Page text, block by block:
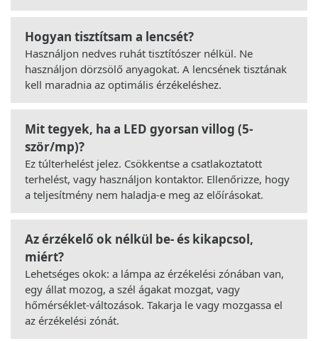
Hogyan tisztítsam a lencsét?
Használjon nedves ruhát tisztítószer nélkül. Ne
használjon dörzsölő anyagokat. A lencsének tisztának
kell maradnia az optimális érzékeléshez.
Mit tegyek, ha a LED gyorsan villog (5-
ször/mp)?
Ez túlterhelést jelez. Csökkentse a csatlakoztatott
terhelést, vagy használjon kontaktor. Ellenőrizze, hogy
a teljesítmény nem haladja-e meg az előírásokat.
Az érzékelő ok nélkül be- és kikapcsol,
miért?
Lehetséges okok: a lámpa az érzékelési zónában van,
egy állat mozog, a szél ágakat mozgat, vagy
hőmérséklet-változások. Takarja le vagy mozgassa el
az érzékelési zónát.